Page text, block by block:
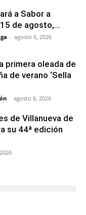
a Sabor a
de agosto,...
- agosto 6, 2026
primera oleada de
de verano ‘Sella
- agosto 6, 2026
de Villanueva de
su 44ª edición